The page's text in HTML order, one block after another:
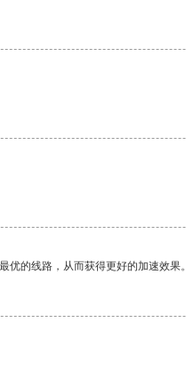
的线路，从而获得更好的加速效果。